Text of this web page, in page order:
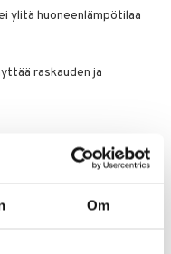
Om
ylitä huoneenlämpötilaa
raskauden ja
ATCC PTA 6475,